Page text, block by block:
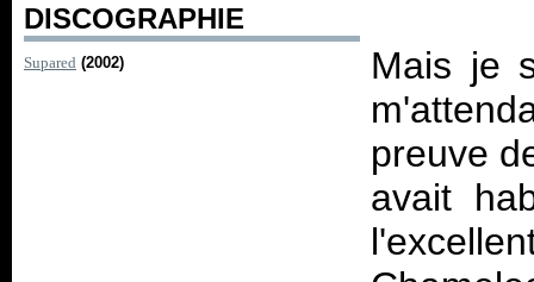
DISCOGRAPHIE
Supared (2002)
Mais je
preuve
avait